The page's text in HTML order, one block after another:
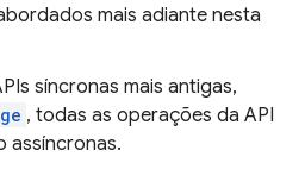
mais adiante nesta
síncronas mais antigas,
, todas as operações da API
assíncronas.